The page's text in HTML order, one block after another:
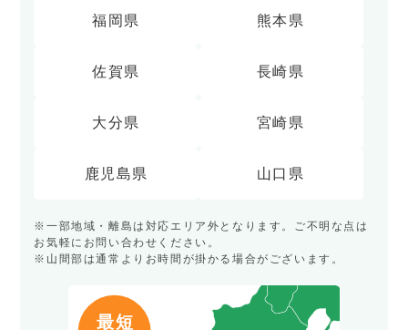
福岡県 熊本県
佐賀県 長崎県
大分県 宮崎県
鹿児島県 山口県
※一部地域・離島は対応エリア外となります。ご不明な点は
お気軽にお問い合わせください。
※山間部は通常よりお時間が掛かる場合がございます。